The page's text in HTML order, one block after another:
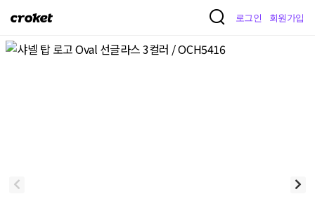
크
켓
로그인 회원가입